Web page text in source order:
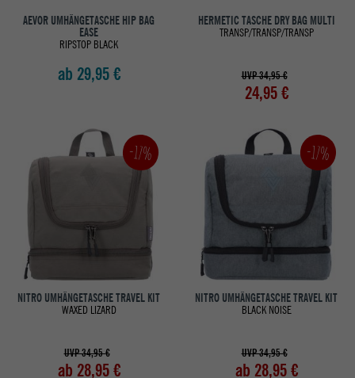
AEVOR UMHÄNGETASCHE HIP BAG
EASE
RIPSTOP BLACK
ab 29,95 €
HERMETIC TASCHE DRY BAG MULTI
TRANSP/TRANSP/TRANSP
UVP 34,95 €
24,95 €
-17%
NITRO UMHÄNGETASCHE TRAVEL KIT
WAXED LIZARD
UVP 34,95 €
ab 28,95 €
-17%
NITRO UMHÄNGETASCHE TRAVEL KIT
BLACK NOISE
UVP 34,95 €
ab 28,95 €